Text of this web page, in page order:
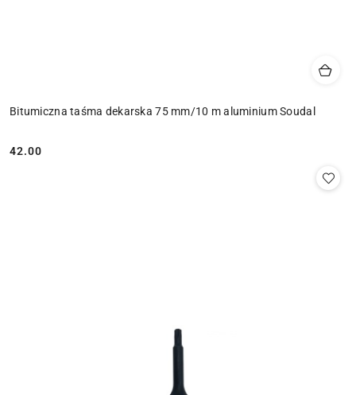
Bitumiczna taśma dekarska 75 mm/10 m aluminium Soudal
Cena:
42.00